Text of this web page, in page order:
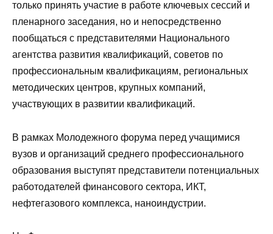
только принять участие в работе ключевых сессий и
пленарного заседания, но и непосредственно
пообщаться с представителями Национального
агентства развития квалификаций, советов по
профессиональным квалификациям, региональных
методических центров, крупных компаний,
участвующих в развитии квалификаций.
В рамках Молодежного форума перед учащимися
вузов и организаций среднего профессионального
образования выступят представители потенциальных
работодателей финансового сектора, ИКТ,
нефтегазового комплекса, наноиндустрии.